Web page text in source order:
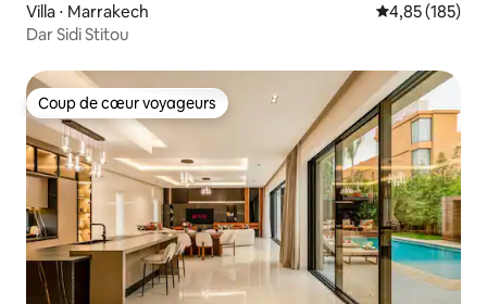
Villa ⋅ Marrakech Évaluation
4,85 (185)
Dar Sidi Stitou
Coup de cœur voyageurs
Coup de cœur voyageurs